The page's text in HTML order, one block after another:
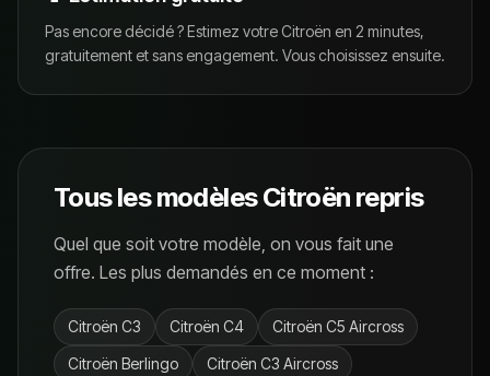
Pas encore décidé ? Estimez votre Citroën en 2 minutes,
gratuitement et sans engagement. Vous choisissez ensuite.
Tous les modèlesCitroën repris
Quel que soit votre modèle, on vous fait une
offre. Les plus demandés en ce moment :
Citroën C3 Citroën C4 Citroën C5 Aircross
Citroën Berlingo Citroën C3 Aircross